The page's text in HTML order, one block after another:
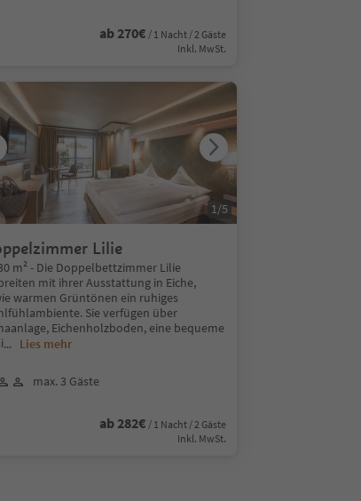
ab 270€ / 1 Nacht / 2 Gäste
Inkl. MwSt.
Lilie
m² - Die Doppelbettzimmer Lilie
mit ihrer Ausstattung in Eiche,
warmen Grüntönen ein ruhiges
Sie verfügen über
Eichenholzboden, eine bequeme
... Lies mehr
max. 3 Gäste
ab 282€ / 1 Nacht / 2 Gäste
Inkl. MwSt.
1/5